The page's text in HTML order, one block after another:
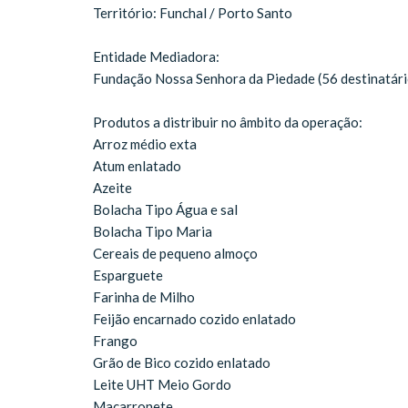
Território: Funchal / Porto Santo
Entidade Mediadora:
Fundação Nossa Senhora da Piedade (56
Produtos a distribuir no âmbito da operação:
Arroz médio exta
Atum enlatado
Azeite
Bolacha Tipo Água e sal
Bolacha Tipo Maria
Cereais de pequeno almoço
Esparguete
Farinha de Milho
Feijão encarnado cozido enlatado
Frango
Grão de Bico cozido enlatado
Leite UHT Meio Gordo